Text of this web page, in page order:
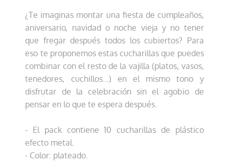
¿Te imaginas montar una fiesta de cumpleaños,
aniversario, navidad o noche vieja y no tener
que fregar después todos los cubiertos? Para
eso te proponemos estas cucharillas que puedes
combinar con el resto de la vajilla (platos, vasos,
tenedores, cuchillos…) en el mismo tono y
disfrutar de la celebración sin el agobio de
pensar en lo que te espera después.
- El pack contiene 10 cucharillas de plástico
efecto metal.
- Color: plateado.